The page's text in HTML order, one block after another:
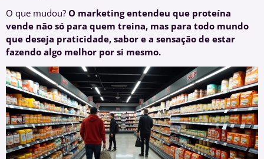
O que mudou? O marketing entendeu que proteína
vende não só para quem treina, mas para todo mundo
que deseja praticidade, sabor e a sensação de estar
fazendo algo melhor por si mesmo.